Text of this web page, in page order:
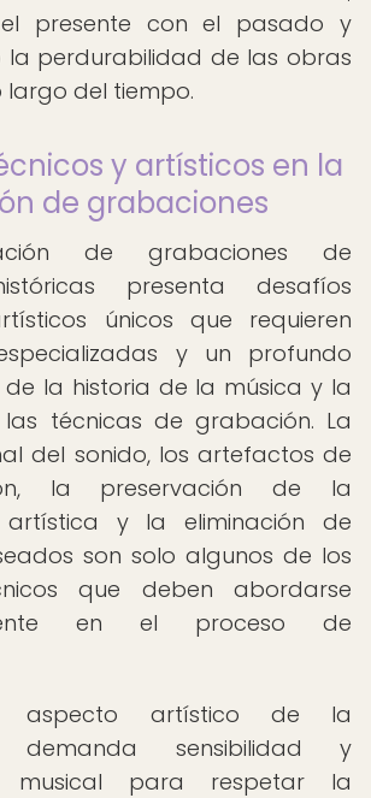
presente con el pasado y
perdurabilidad de las obras
del tiempo.
y artísticos en la
de grabaciones
de grabaciones de
presenta desafíos
únicos que requieren
y un profundo
la historia de la música y la
técnicas de grabación. La
del sonido, los artefactos de
la preservación de la
artística y la eliminación de
son solo algunos de los
que deben abordarse
en el proceso de
aspecto artístico de la
demanda sensibilidad y
musical para respetar la